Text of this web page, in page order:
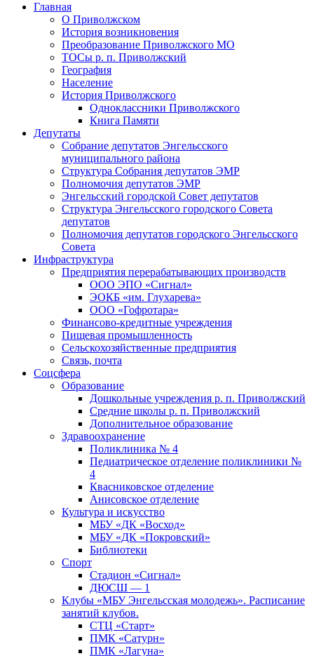
Главная
О Приволжском
История возникновения
Преобразование Приволжского МО
ТОСы р. п. Приволжский
География
Население
История Приволжского
Одноклассники Приволжского
Книга Памяти
Депутаты
Собрание депутатов Энгельсского
муниципального района
Структура Собрания депутатов ЭМР
Полномочия депутатов ЭМР
Энгельсский городской Совет депутатов
Структура Энгельсского городского Совета
депутатов
Полномочия депутатов городского Энгельсского
Совета
Инфраструктура
Предприятия перерабатывающих производств
ООО ЭПО «Сигнал»
ЭОКБ «им. Глухарева»
ООО «Гофротара»
Финансово-кредитные учреждения
Пищевая промышленность
Сельскохозяйственные предприятия
Связь, почта
Соцсфера
Образование
Дошкольные учреждения р. п. Приволжский
Средние школы р. п. Приволжский
Дополнительное образование
Здравоохранение
Поликлиника № 4
Педиатрическое отделение поликлиники №
4
Квасниковское отделение
Анисовское отделение
Культура и искусство
МБУ «ДК «Восход»
МБУ «ДК «Покровский»
Библиотеки
Спорт
Стадион «Сигнал»
ДЮСШ — 1
Клубы «МБУ Энгельсская молодежь». Расписание
занятий клубов.
СТЦ «Старт»
ПМК «Сатурн»
ПМК «Лагуна»